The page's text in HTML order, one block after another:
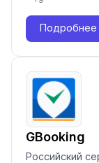
Подробнее
GBooking
Российский